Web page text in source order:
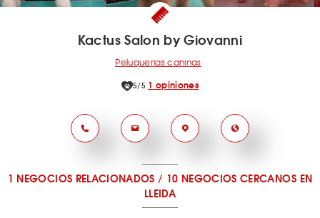
Kactus Salon by Giovanni
Peluquerias caninas
5/5 1 opiniones
1 NEGOCIOS RELACIONADOS / 10 NEGOCIOS CERCANOS EN
LLEIDA